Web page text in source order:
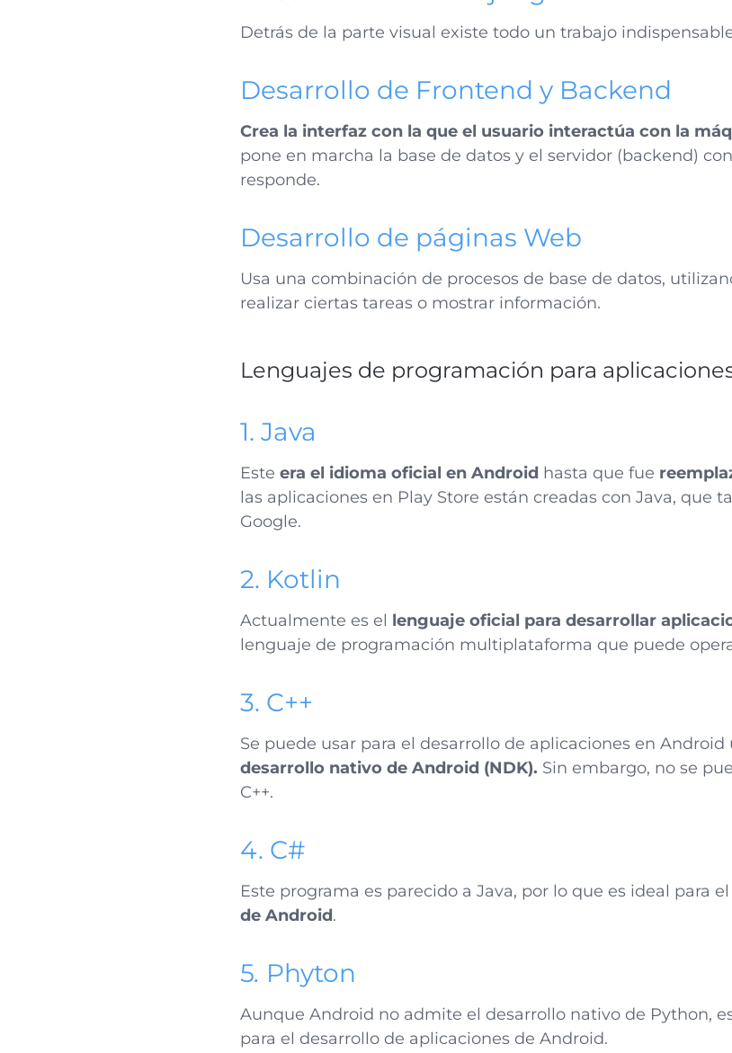
Detrás de la parte visual existe todo un trabajo
Desarrollo de Frontend y Backend
Crea la interfaz con la que el usuario interactúa con la
pone en marcha la base de datos y el servidor (backend)
responde.
Desarrollo de páginas Web
Usa una combinación de procesos de base de datos,
realizar ciertas tareas o mostrar información.
Lenguajes de programación para
1. Java
Este era el idioma oficial en Android hasta que fue
las aplicaciones en Play Store están creadas con Java, que
Google.
2. Kotlin
Actualmente es el lenguaje oficial para desarrollar
lenguaje de programación multiplataforma que puede
3. C++
Se puede usar para el desarrollo de aplicaciones en
desarrollo nativo de Android (NDK). Sin embargo, no se
C++.
4. C#
Este programa es parecido a Java, por lo que es ideal para el
de Android.
5. Phyton
Aunque Android no admite el desarrollo nativo de Python,
para el desarrollo de aplicaciones de Android.